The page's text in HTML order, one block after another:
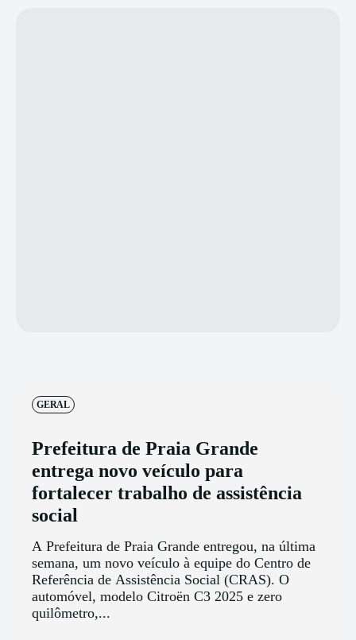
GERAL
Prefeitura de Praia Grande
entrega novo veículo para
fortalecer trabalho de assistência
social
A Prefeitura de Praia Grande entregou, na última
semana, um novo veículo à equipe do Centro de
Referência de Assistência Social (CRAS). O
automóvel, modelo Citroën C3 2025 e zero
quilômetro,...